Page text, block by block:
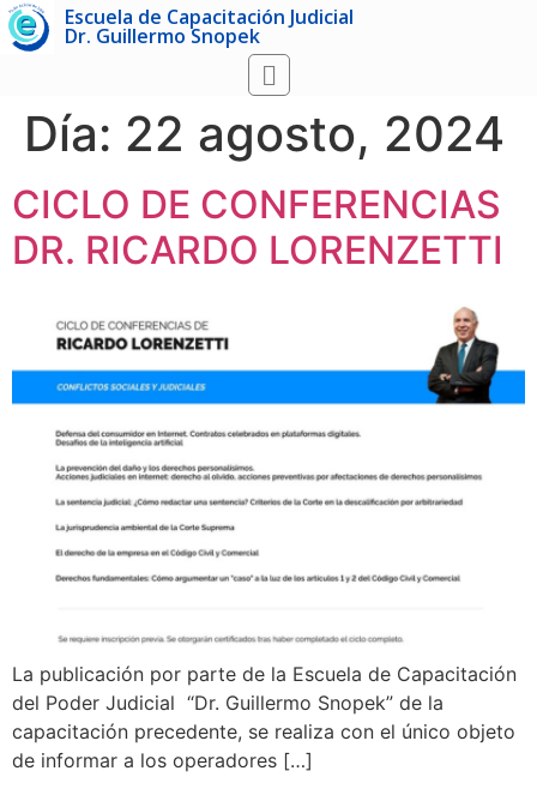
Escuela de Capacitación Judicial
Dr. Guillermo Snopek
Día: 22 agosto, 2024
CICLO DE CONFERENCIAS
DR. RICARDO LORENZETTI
La publicación por parte de la Escuela de Capacitación
del Poder Judicial “Dr. Guillermo Snopek” de la
capacitación precedente, se realiza con el único objeto
de informar a los operadores […]